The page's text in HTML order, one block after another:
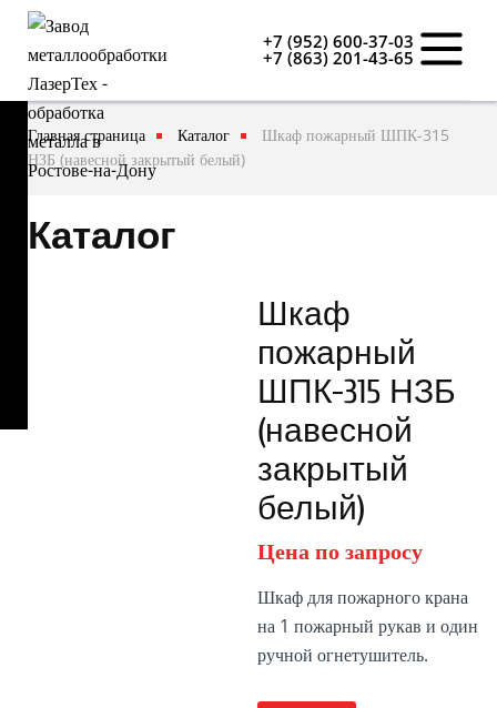
+7 (952) 600-37-03
+7 (863) 201-43-65
Главная страница Каталог
Шкаф пожарный ШПК-315
НЗБ (навесной закрытый белый)
Каталог
Шкаф
пожарный
ШПК-315 НЗБ
(навесной
закрытый
белый)
Цена по запросу
Шкаф для пожарного крана
на 1 пожарный рукав и один
ручной огнетушитель.